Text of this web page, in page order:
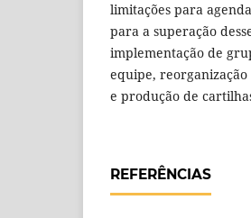
limitações para
para a superação
implementação de
equipe,
e produção de
REFERÊNCIAS